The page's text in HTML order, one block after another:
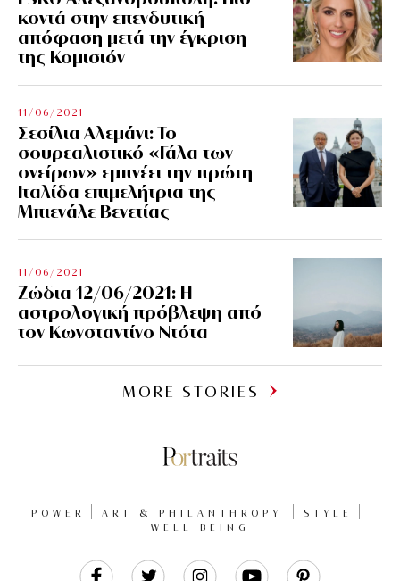
κοντά στην επενδυτική
απόφαση μετά την έγκριση
της Κομισιόν
11/06/2021
Σεσίλια Αλεμάνι: Το
σουρεαλιστικό «Γάλα των
ονείρων» εμπνέει την πρώτη
Ιταλίδα επιμελήτρια της
Μπιενάλε Βενετίας
11/06/2021
Ζώδια 12/06/2021: Η
αστρολογική πρόβλεψη από
τον Κωνσταντίνο Ντότα
MORE STORIES
POWER ART & PHILANTHROPY
STYLE
WELL BEING